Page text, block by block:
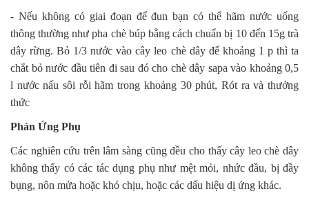
- Nếu không có giai đoạn để đun bạn có thể hãm nước uống
thông thường như pha chè búp bằng cách chuẩn bị 10 đến 15g trà
dây rừng. Bỏ 1/3 nước vào cây leo chè dây để khoảng 1 p thì ta
chắt bỏ nước đầu tiên đi sau đó cho chè dây sapa vào khoảng 0,5
l nước nấu sôi rỗi hãm trong khoảng 30 phút, Rót ra và thưởng
thức
Phản Ứng Phụ
Các nghiên cứu trên lâm sàng cũng đều cho thấy cây leo chè dây
không thấy có các tác dụng phụ như mệt mỏi, nhức đầu, bị đầy
bụng, nôn mửa hoặc khó chịu, hoặc các dấu hiệu dị ứng khác.